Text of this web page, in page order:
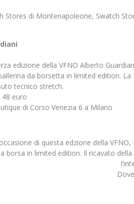
Stores di Montenapoleone, Swatch
edizione della VFNO Alberto
da borsetta in limited edition.
tecnico stretch.
euro
di Corso Venezia 6 a Milano
di questa edzione della
borsa in limited edition. Il ricavato